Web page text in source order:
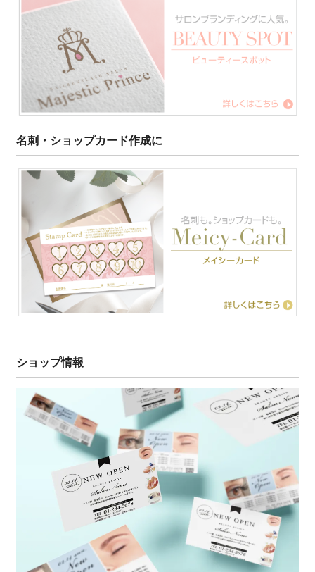
名刺・ショップカード作成に
ショップ情報